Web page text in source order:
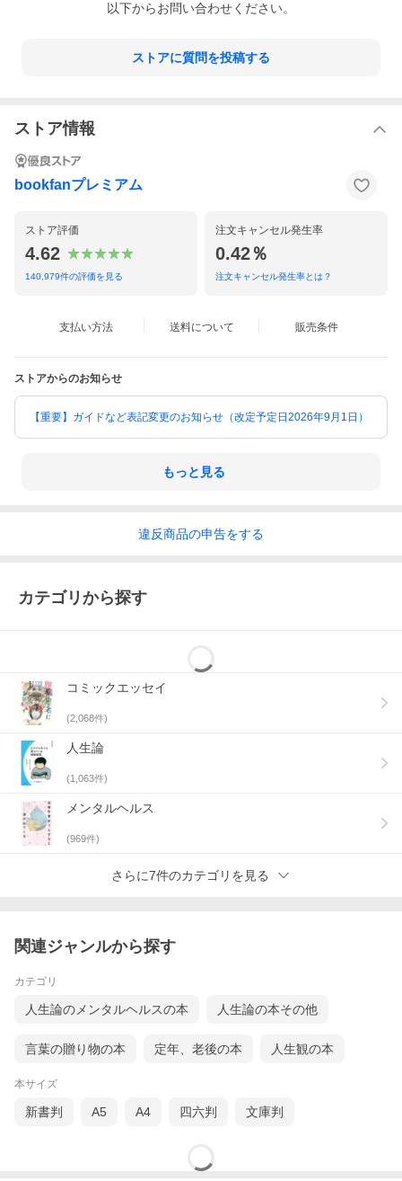
以下からお問い合わせください。
ストアに質問を投稿する
ストア情報
bookfanプレミアム
ストア評価
4.62
140,979件の評価を見る
注文キャンセル発生率
0.42％
注文キャンセル発生率とは？
支払い方法 送料について 販売条件
ストアからのお知らせ
【重要】ガイドなど表記変更のお知らせ（改定予定日2026年9月1日）
もっと見る
違反商品の申告をする
カテゴリから探す
コミックエッセイ
(2,068件)
人生論
(1,063件)
メンタルヘルス
(969件)
さらに7件のカテゴリを見る
関連ジャンルから探す
カテゴリ
人生論のメンタルヘルスの本 人生論の本その他
言葉の贈り物の本 定年、老後の本 人生観の本
本サイズ
新書判 A5 A4 四六判 文庫判